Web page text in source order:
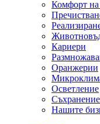
Комфорт на
Кариери
Оранжерии
Осветление
Нашите